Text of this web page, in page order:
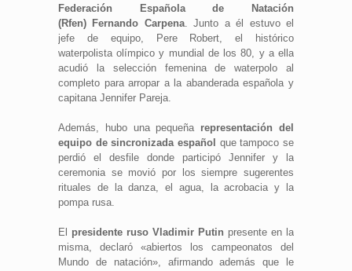
Federación Española de Natación
(Rfen) Fernando Carpena. Junto a él estuvo el
jefe de equipo, Pere Robert, el histórico
waterpolista olímpico y mundial de los 80, y a ella
acudió la selección femenina de waterpolo al
completo para arropar a la abanderada española y
capitana Jennifer Pareja.
Además, hubo una pequeña representación del
equipo de sincronizada español que tampoco se
perdió el desfile donde participó Jennifer y la
ceremonia se movió por los siempre sugerentes
rituales de la danza, el agua, la acrobacia y la
pompa rusa.
El presidente ruso Vladimir Putin presente en la
misma, declaró «abiertos los campeonatos del
Mundo de natación», afirmando además que le